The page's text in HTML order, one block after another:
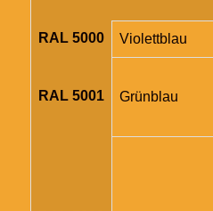
RAL 5000 Violettblau
RAL 5001 Grünblau